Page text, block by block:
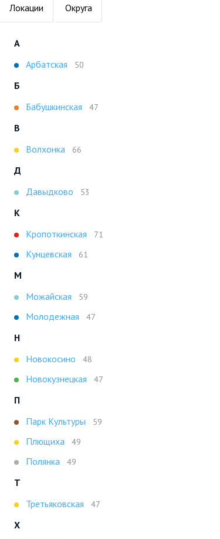
Локации Округа
А
Арбатская
50
Б
Бабушкинская
47
В
Волхонка
66
Д
Давыдково
53
К
Кропоткинская
71
Кунцевская 61
М
Можайская
59
Молодежная 47
Н
Новокосино
48
Новокузнецкая 47
П
Парк Культуры
59
Плющиха 49
Полянка 49
Т
Третьяковская
47
Х